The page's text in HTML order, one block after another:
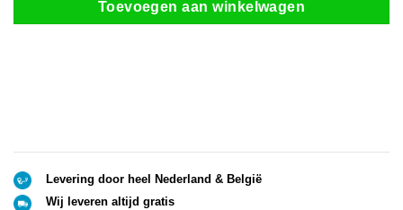
Toevoegen aan winkelwagen
Levering door heel Nederland & België
Wij leveren altijd gratis